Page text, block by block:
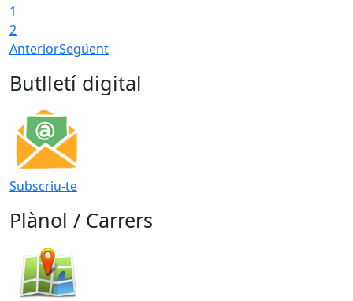
1
2
AnteriorSegüent
Butlletí digital
Subscriu-te
Plànol / Carrers